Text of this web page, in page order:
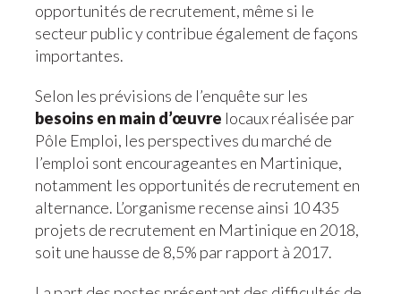
opportunités de recrutement, même si le
secteur public y contribue également de façons
importantes.
Selon les prévisions de l’enquête sur les
besoins en main d’œuvre locaux réalisée par
Pôle Emploi, les perspectives du marché de
l’emploi sont encourageantes en Martinique,
notamment les opportunités de recrutement en
alternance. L’organisme recense ainsi 10 435
projets de recrutement en Martinique en 2018,
soit une hausse de 8,5% par rapport à 2017.